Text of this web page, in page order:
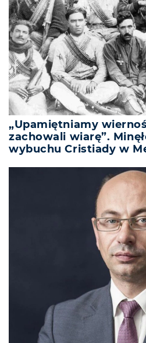
„Upamiętniamy
zachowali wiarę”.
wybuchu Cristiady w